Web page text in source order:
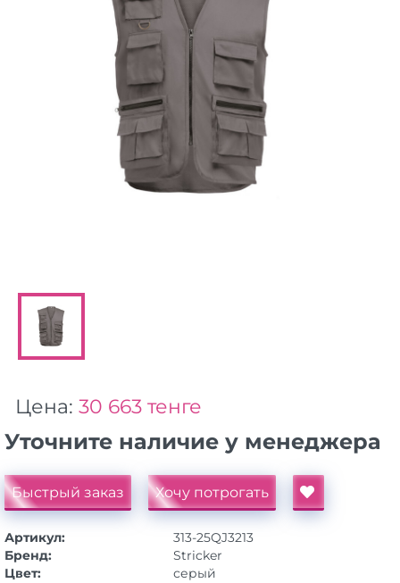
Цена: 30 663 тенге
Уточните наличие у менеджера
Быстрый заказ Хочу потрогать
Артикул:
313-25QJ3213
Бренд:
Stricker
Цвет:
серый